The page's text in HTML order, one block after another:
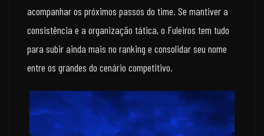
acompanhar os próximos passos do time. Se mantiver a
consistência e a organização tática, o Fuleiros tem tudo
para subir ainda mais no ranking e consolidar seu nome
entre os grandes do cenário competitivo.